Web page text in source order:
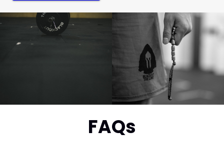
FAQs